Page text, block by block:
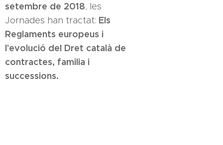
setembre de 2018, les
Jornades han tractat: Els
Reglaments europeus i
l'evolució del Dret català de
contractes, familia i
successions.